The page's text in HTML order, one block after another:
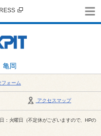
亀岡
フォーム
アクセスマップ
：火曜日（不定休がございますので、HPの